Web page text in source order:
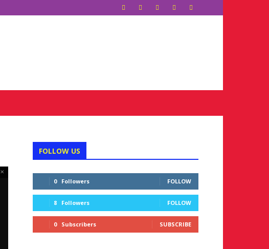
FOLLOW US
0 Followers FOLLOW
8 Followers FOLLOW
0 Subscribers SUBSCRIBE